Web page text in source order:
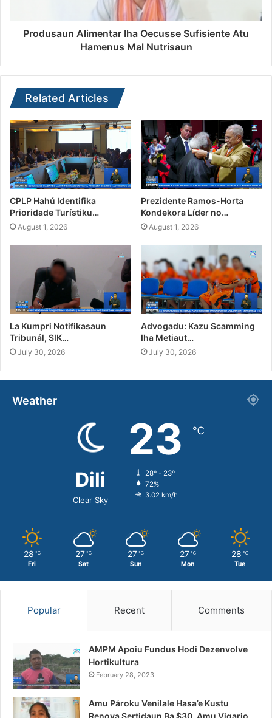
Produsaun Alimentar Iha Oecusse Sufisiente Atu
Hamenus Mal Nutrisaun
Related Articles
CPLP Hahú Identifika
Prioridade Turístiku…
August 1, 2026
Prezidente Ramos-Horta
Kondekora Líder no…
August 1, 2026
La Kumpri Notifikasaun
Tribunál, SIK…
July 30, 2026
Advogadu: Kazu Scamming
Iha Metiaut…
July 30, 2026
Weather
Dili
Clear Sky
23 ℃
28º - 23º
72%
3.02 km/h
28 ℃
Fri
27 ℃
Sat
27 ℃
Sun
27 ℃
Mon
28 ℃
Tue
Popular Recent Comments
AMPM Apoiu Fundus Hodi Dezenvolve
Hortikultura
February 28, 2023
Amu Pároku Venilale Hasa’e Kustu
Renova Sertidaun Ba $30, Amu Vigario